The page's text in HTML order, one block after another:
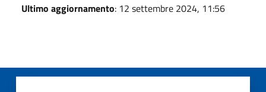
Ultimo aggiornamento: 12 settembre 2024, 11:56